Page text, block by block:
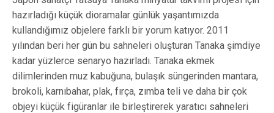
hazırladığı küçük dioramalar günlük yaşantımızda
kullandığımız objelere farklı bir yorum katıyor. 2011
yılından beri her gün bu sahneleri oluşturan Tanaka şimdiye
kadar yüzlerce senaryo hazırladı. Tanaka ekmek
dilimlerinden muz kabuğuna, bulaşık süngerinden mantara,
brokoli, karnıbahar, plak, fırça, zımba teli ve daha bir çok
objeyi küçük figüranlar ile birleştirerek yaratıcı sahneleri